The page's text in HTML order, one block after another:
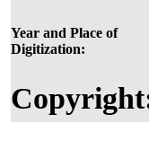
Year and Place of
Digitization: